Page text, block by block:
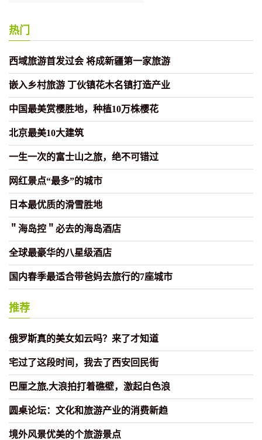
热门
西域旅游首发过会 将成新疆第一家旅游
嵌入乡村旅游 丁伙镇花木名镇打造产业
中国最美赏樱胜地，种植10万株樱花
北京最美10大建筑
一生一次的富士山之旅，绝不可错过
网红景点“最多”的城市
日本最优质的滑雪胜地
＂海岛控＂必去的海岛酒店
全球最豪华的八星级酒店
国内春季最适合带爸妈去旅行的7座城市
推荐
俄罗斯真的美女如云吗？来了才知道
宅过了这段时间，我去了西安回民街
巴厘之旅,大浪拍打着礁壁，激起白色浪
圆桌论坛：文化和旅游产业的消费新趋
境外风景优美的个旅游景点